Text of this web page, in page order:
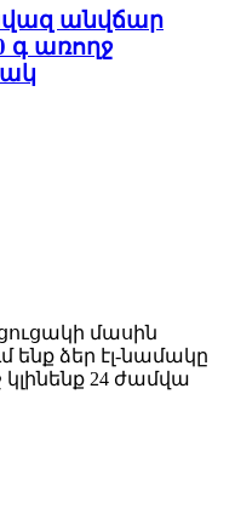
անվճար
գ առողջ
մասին
ենք ձեր էլ-նամակը
կլինենք 24 ժամվա